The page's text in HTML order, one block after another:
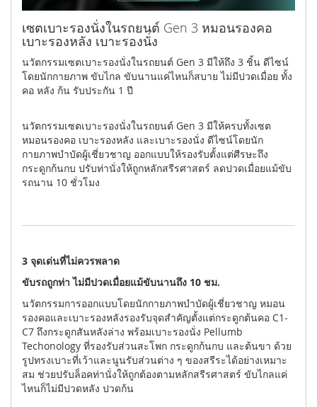
เซตเบาะรองนั่งในรถยนต์ Gen 3 หมอนรองคอ
เบาะรองหลัง เบาะรองนั่ง
นวัตกรรมเซตเบาะรองนั่งในรถยนต์ Gen 3 มีให้ถึง 3 ชิ้น ดีไซน์
โดยนักกายภาพ ขับไกล ขับนานแค่ไหนก็สบาย ไม่มีปวดเมื่อย ทั้ง
คอ หลัง ก้น รับประกัน 1 ปี
นวัตกรรมเซตเบาะรองนั่งในรถยนต์ Gen 3 มีให้ครบทั้งเซต
หมอนรองคอ เบาะรองหลัง และเบาะรองนั่ง ดีไซน์โดยนัก
กายภาพบำบัดผู้เชี่ยวชาญ ออกแบบให้รองรับตั้งแต่ศีรษะถึง
กระดูกก้นกบ ปรับท่านั่งให้ถูกหลักสรีรศาสตร์ ลดปวดเมื่อยแม้ขับ
รถนาน 10 ชั่วโมง
3 จุดเด่นที่ไม่ควรพลาด
ขับรถถูกท่า ไม่มีปวดเมื่อยแม้ขับนานถึง 10 ชม.
นวัตกรรมการออกแบบโดยนักกายภาพบำบัดผู้เชี่ยวชาญ หมอน
รองคอและเบาะรองหลังรองรับจุดสำคัญตั้งแต่กระดูกต้นคอ C1-
C7 ถึงกระดูกสันหลังล่าง พร้อมเบาะรองนั่ง Pellumb
Techonology ที่รองรับส่วนสะโพก กระดูกก้นกบ และต้นขา ด้วย
รูปทรงเบาะที่เว้าและนูนรับส่วนต่าง ๆ ของสรีระได้อย่างเหมาะ
สม ช่วยปรับล็อคท่านั่งให้ถูกต้องตามหลักสรีรศาสตร์ ขับไกลแค่
ไหนก็ไม่มีปวดหลัง ปวดก้น